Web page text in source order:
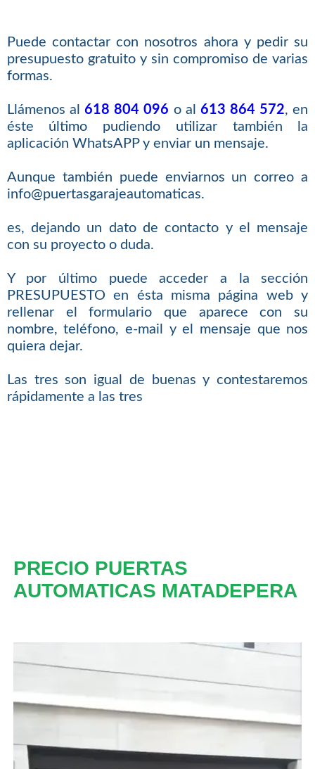
Puede contactar con nosotros ahora y pedir su
presupuesto gratuito y sin compromiso de varias
formas.
Llámenos al618 804 096 o al 613 864 572, en
éste último pudiendo utilizar también la
aplicación WhatsAPP y enviar un mensaje.
Aunque también puede enviarnos un correo a
info@puertasgarajeautomaticas.
es, dejando un dato de contacto y el mensaje
con su proyecto o duda.
Y por último puede acceder a la sección
PRESUPUESTO en ésta misma página web y
rellenar el formulario que aparece con su
nombre, teléfono, e-mail y el mensaje que nos
quiera dejar.
Las tres son igual de buenas y contestaremos
rápidamente a las tres
PRECIO PUERTAS
AUTOMATICAS MATADEPERA